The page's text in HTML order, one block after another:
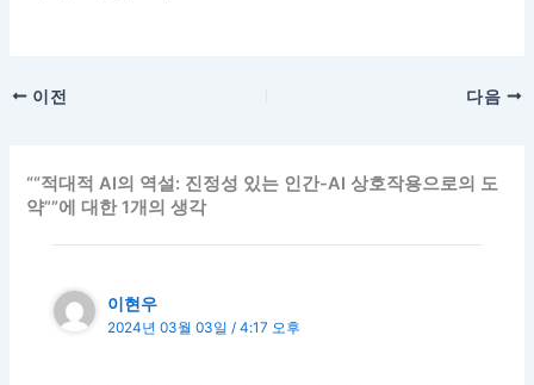
이전 다음
““적대적 AI의 역설: 진정성 있는 인간-AI 상호작용으로의 도
약””에 대한 1개의 생각
이현우
2024년 03월 03일 / 4:17 오후